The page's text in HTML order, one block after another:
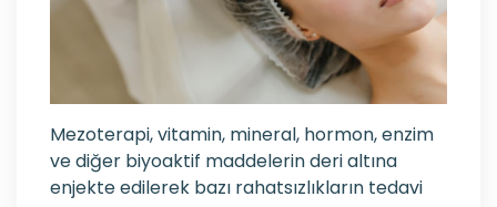
Mezoterapi, vitamin, mineral, hormon, enzim
ve diğer biyoaktif maddelerin deri altına
enjekte edilerek bazı rahatsızlıkların tedavi